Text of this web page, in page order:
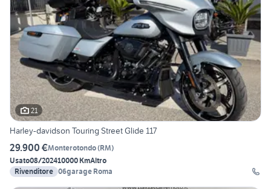
21
Harley-davidson Touring Street Glide 117
29.900 €Monterotondo(RM)
Usato08/202410000 KmAltro
Rivenditore 06garage Roma